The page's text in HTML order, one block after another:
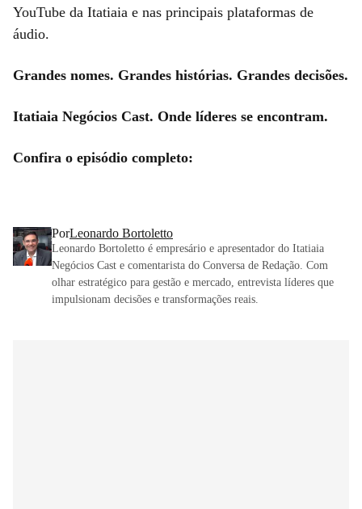
YouTube da Itatiaia e nas principais plataformas de
áudio.
Grandes nomes. Grandes histórias. Grandes decisões.
Itatiaia Negócios Cast. Onde líderes se encontram.
Confira o episódio completo:
PorLeonardo Bortoletto
Leonardo Bortoletto é empresário e apresentador do Itatiaia
Negócios Cast e comentarista do Conversa de Redação. Com
olhar estratégico para gestão e mercado, entrevista líderes que
impulsionam decisões e transformações reais.